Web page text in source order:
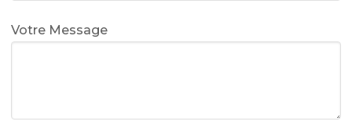
Votre Message